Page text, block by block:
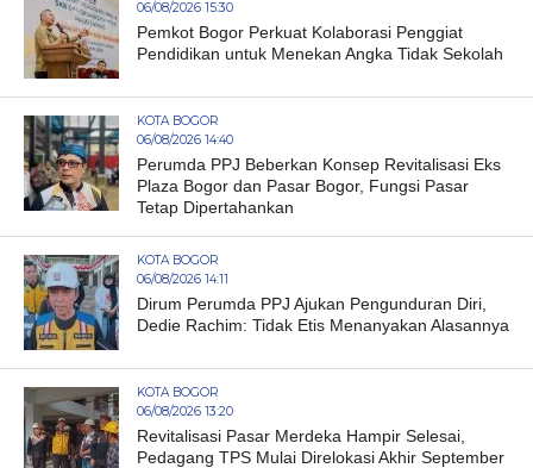
06/08/2026 15:30
Pemkot Bogor Perkuat Kolaborasi Penggiat
Pendidikan untuk Menekan Angka Tidak Sekolah
KOTA BOGOR
06/08/2026 14:40
Perumda PPJ Beberkan Konsep Revitalisasi Eks
Plaza Bogor dan Pasar Bogor, Fungsi Pasar
Tetap Dipertahankan
KOTA BOGOR
06/08/2026 14:11
Dirum Perumda PPJ Ajukan Pengunduran Diri,
Dedie Rachim: Tidak Etis Menanyakan Alasannya
KOTA BOGOR
06/08/2026 13:20
Revitalisasi Pasar Merdeka Hampir Selesai,
Pedagang TPS Mulai Direlokasi Akhir September